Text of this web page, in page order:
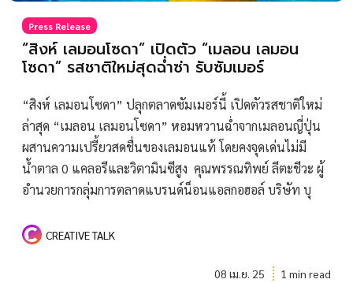
Press Release
“สิงห์ เลมอนโซดา” เปิดตัว “เมลอน เลมอน
โซดา” รสชาติใหม่สุดฉ่ำซ่า รับซัมเมอร์
“สิงห์ เลมอนโซดา” ปลุกตลาดซัมเมอร์นี้ เปิดตัวรสชาติใหม่
ล่าสุด “เมลอน เลมอนโซดา” หอมหวานฉ่ำจากเมลอนญี่ปุ่น
ผสานความเปรี้ยวสดชื่นของเลมอนแท้ โดยคงจุดเด่นไม่มี
น้ำตาล 0 แคลอรีและวิตามินซีสูง คุณพรรณทิพย์ ลีตะชีวะ ผู้
อำนวยการกลุ่มการตลาดแบรนด์น็อนแอลกอฮอล์ บริษัท บุ
CREATIVE TALK
08 เม.ย. 25 1 min read